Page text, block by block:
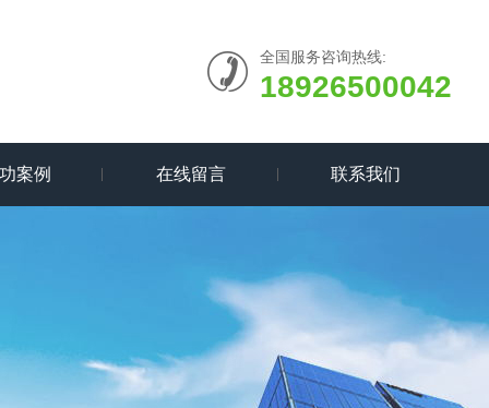
全国服务咨询热线:
18926500042
案例 在线留言 联系我们